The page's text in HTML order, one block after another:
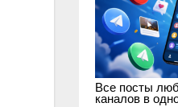
Все посты
каналов в